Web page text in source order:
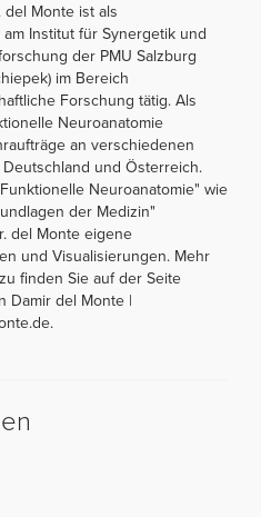
del Monte ist als
Institut für Synergetik und
der PMU Salzburg
im Bereich
Forschung tätig. Als
Neuroanatomie
an verschiedenen
und Österreich.
Neuroanatomie" wie
der Medizin"
del Monte eigene
und Visualisierungen. Mehr
finden Sie auf der Seite
Damir del Monte |